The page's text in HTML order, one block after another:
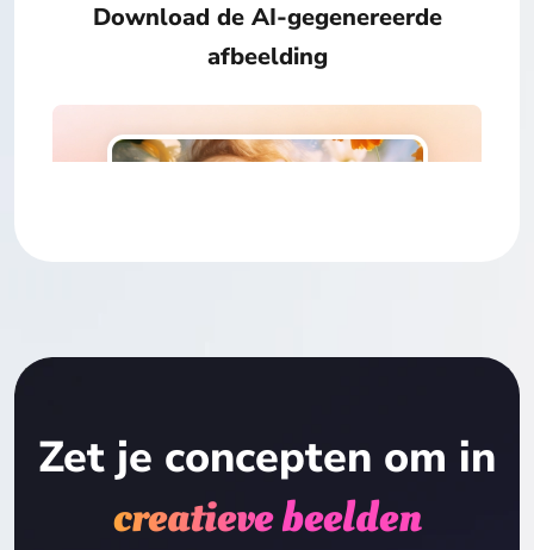
Download de AI-gegenereerde
afbeelding
Zet je concepten om in
creatieve beelden